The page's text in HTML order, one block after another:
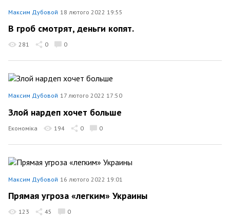
Максим Дубовой 18 лютого 2022 19:55
В гроб смотрят, деньги копят.
281 0 0
Максим Дубовой 17 лютого 2022 17:50
Злой нардеп хочет больше
Економіка 194 0 0
Максим Дубовой 16 лютого 2022 19:01
Прямая угроза «легким» Украины
123 45 0